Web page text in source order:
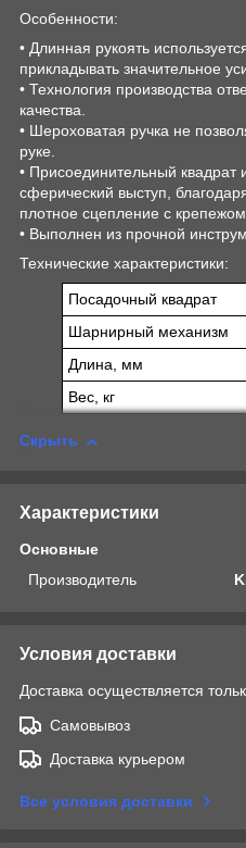
Особенности:
• Длинная рукоять
прикладывать значительное
• Технология производства
качества.
• Шероховатая ручка не
руке.
• Присоединительный квадрат
сферический выступ,
плотное сцепление с
• Выполнен из прочной
Технические характеристики:
Посадочный квадрат
Шарнирный механизм
Длина, мм
Вес, кг
Скрыть
Характеристики
Основные
Производитель
Условия доставки
Доставка осуществляется
Самовывоз
Доставка курьером
Все условия доставки